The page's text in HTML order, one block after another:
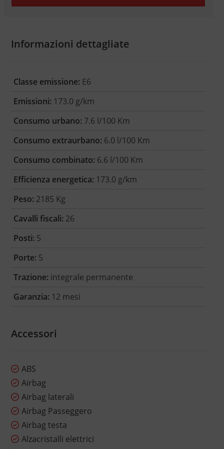
Informazioni dettagliate
Classe emissione: E6
Emissioni: 173.0 g/km
Consumo urbano: 7.6 l/100 Km
Consumo extraurbano: 6.0 l/100 Km
Consumo combinato: 6.6 l/100 Km
Efficienza energetica: 173.0 g/km
Peso: 2185 Kg
Cavalli fiscali: 26
Posti: 5
Porte: 5
Trazione: integrale permanente
Garanzia: 12 mesi
Accessori
ABS
Airbag
Airbag laterali
Airbag Passeggero
Airbag testa
Alzacristalli elettrici